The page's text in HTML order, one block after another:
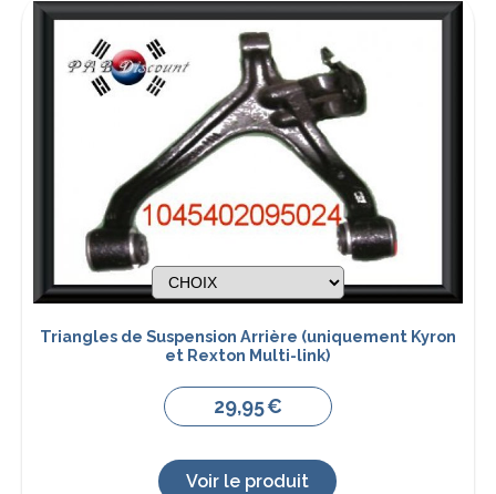
Triangles de Suspension Arrière (uniquement Kyron
et Rexton Multi-link)
29,95€
Voir le produit